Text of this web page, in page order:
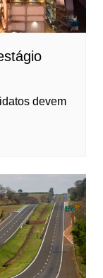
devem